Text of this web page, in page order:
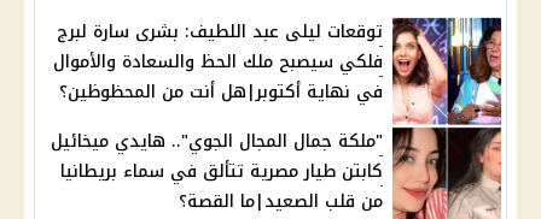
توقعات ليلى عبد اللطيف: بشرى سارة لبرج
فلكي سيصبح ملك الحظ والسعادة والأموال
في نهاية أكتوبر|هل أنت من المحظوظين؟
"ملكة جمال المجال الجوي".. هايدي ميخائيل
كابتن طيار مصرية تتألق في سماء بريطانيا
من قلب الصعيد|ما القصة؟